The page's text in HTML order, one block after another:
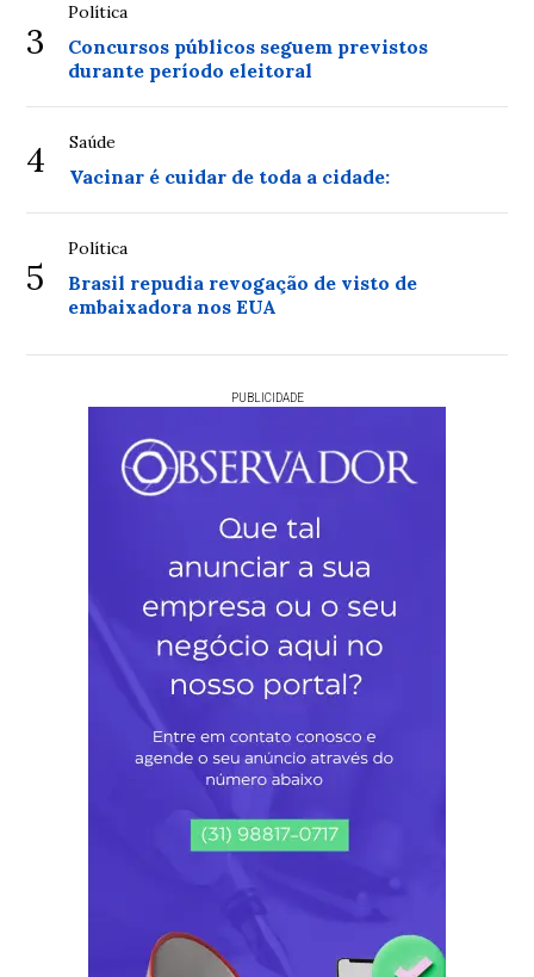
3
Política
Concursos públicos seguem previstos
durante período eleitoral
4 Saúde
Vacinar é cuidar de toda a cidade:
5
Política
Brasil repudia revogação de visto de
embaixadora nos EUA
PUBLICIDADE